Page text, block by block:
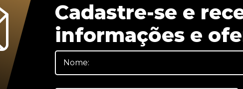
Cadastre-se e
informações e